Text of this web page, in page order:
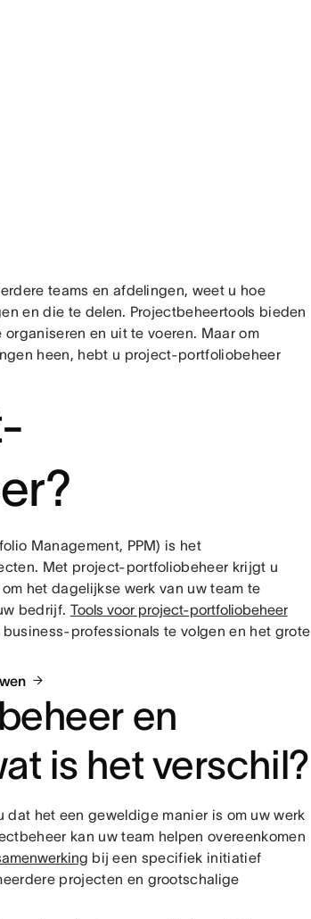
teams en afdelingen, weet u hoe
en die te delen. Projectbeheertools bieden
en uit te voeren. Maar om
heen, hebt u project-portfoliobeheer
Management, PPM) is het
Met project-portfoliobeheer krijgt u
het dagelijkse werk van uw team te
bedrijf. Tools voor project-portfoliobeheer
professionals te volgen en het grote
en
is het verschil?
dat het een geweldige manier is om uw werk
kan uw team helpen overeenkomen
bij een specifiek initiatief
projecten en grootschalige